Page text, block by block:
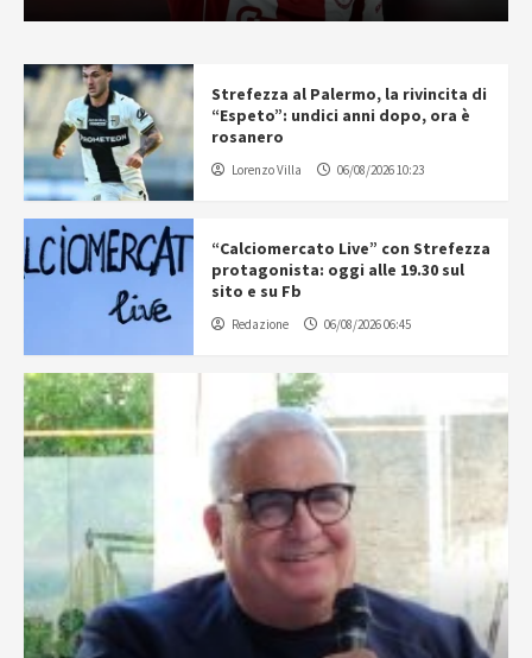
Strefezza al Palermo, la rivincita di
“Espeto”: undici anni dopo, ora è
rosanero
Lorenzo Villa 06/08/2026 10:23
“Calciomercato Live” con Strefezza
protagonista: oggi alle 19.30 sul
sito e su Fb
Redazione 06/08/2026 06:45